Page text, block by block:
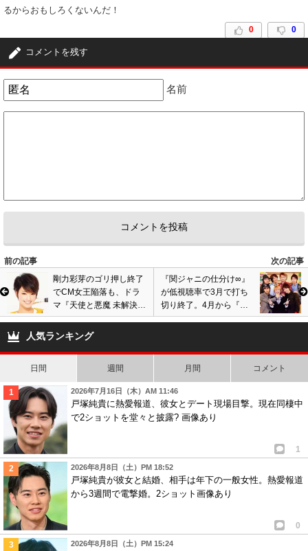
るからおもしろくないんだ！
0 0
匿名 ( 2015年3月1日 2:02 PM )
あん 嫌い。何でこんなでか女と結婚したの？東出。
デート期待して3話くらいまでみたけど、だんだんつまらなくなってみるの
杏は好きなんだけどなぁ〜
0 0
7 匿名 ( 2015年3月2日 3:07 PM ) ID:N2Q5YjE5OD
こいつは生理的に受け付けん。見たくない。
( 2015年3月3日 7:39 PM )
不細工な巨人おばさん
0 1
匿名 ( 2015年3月5日 6:56 PM )
杏も好きだし、デートも面白い。
評価も批判も個人の自由では？
10 匿名 ( 2015年3月6日 8:58 PM )
不細工巨人おばさん
コメントを残す
名前
前の記事
次の記事
剛力彩芽のゴリ押し終了
でCM女王陥落も、ドラ
マ『天使と悪魔 未解決事
件匿名交渉課』で主演の
理由とは? バーター扱い
『関ジャニの仕分け∞』
が低視聴率で3月で打ち
切り終了。4月から『関
ジャム 完全燃SHOW』が
人気ランキング
日間 週間 月間 コメント
2026年7月16日（木）AM 11:46
戸塚純貴に熱愛報道、彼女とデート現場目撃。現在同棲中
で2ショットを堂々と披露? 画像あり
1
2026年8月8日（土）PM 18:52
戸塚純貴が彼女と結婚、相手は年下の一般女性。熱愛報道
から3週間で電撃婚。2ショット画像あり
0
2026年8月8日（土）PM 15:24